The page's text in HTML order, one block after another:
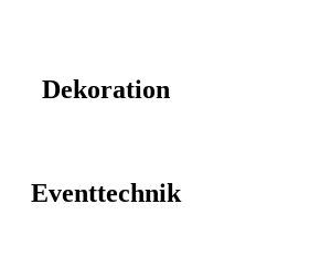
Dekoration
Eventtechnik